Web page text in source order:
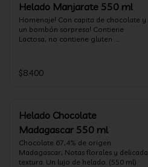
Helado Manjarate 550 ml
Homenaje! Con capita de chocolate y
un bombón sorpresa! Contiene
Lactosa, no contiene gluten
$8.400
Helado Chocolate
Madagascar 550 ml
Chocolate 67,4% de origen
Madagascar, Notas florales y delicada
textura. Un lujo de helado. (550 ml)